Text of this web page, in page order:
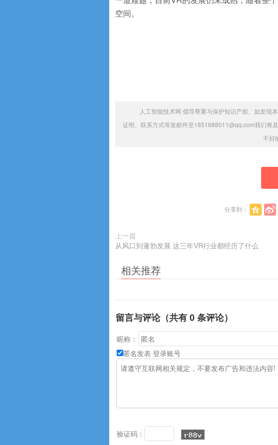
空间。
人工智能技术网 倡导尊重与保护知识产权。如发现
证明、联系方式等发邮件至1851688011@qq.com我们将
不好
分享到：
上一篇
从风口到蓬勃发展 这三年VR行业都经历了什么
相关推荐
留言与评论（共有0条评论）
昵称：
匿名发表 登录账号
验证码：